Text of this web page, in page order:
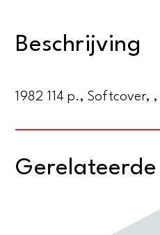
Beschrijving
1982 114 p., Softcover,